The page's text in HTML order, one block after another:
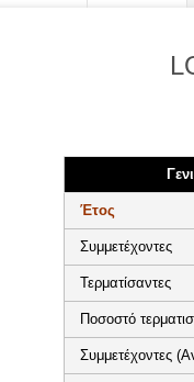
Έτος
Συμμετέχοντες
Τερματίσαντες
Ποσοστό
Συμμετέχοντες